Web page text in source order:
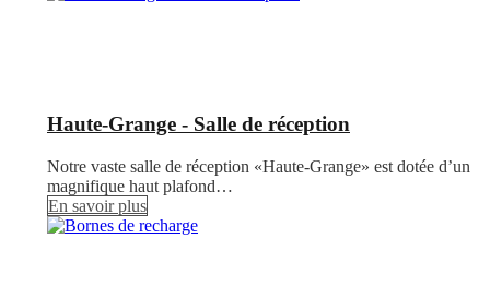
Haute-Grange - Salle de réception
Notre vaste salle de réception «Haute-Grange» est dotée d’un
magnifique haut plafond…
En savoir plus